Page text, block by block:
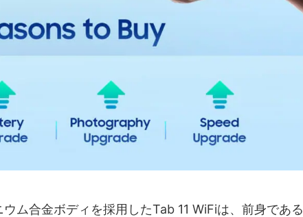
ム合金ボディを採用したTab 11 WiFiは、前身である